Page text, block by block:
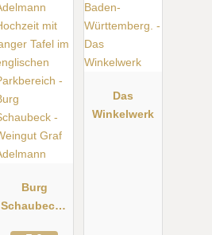
Burg
Schaubeck -
Das
Winkelwerk